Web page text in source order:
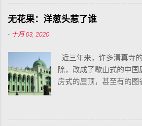
中国徐州丰县锁链女事件
卖、被强奸、被凌辱、被
到痛心疾首，人们无不为
纷纷通过各种方式表达
援。目前，锁链女事件已
身世仍未得到落实，她
偿，而迫害她的罪人仍
无花果：洋葱头惹了谁
- 十月 03, 2020
近三年来，许多清真寺
除，改成了歇山式的中
房式的屋顶，甚至有的图
的门窗、护栏、也都被